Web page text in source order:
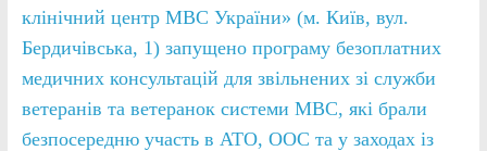
клінічний центр МВС України» (м. Київ, вул.
Бердичівська, 1) запущено програму безоплатних
медичних консультацій для звільнених зі служби
ветеранів та ветеранок системи МВС, які брали
безпосередню участь в АТО, ООС та у заходах із